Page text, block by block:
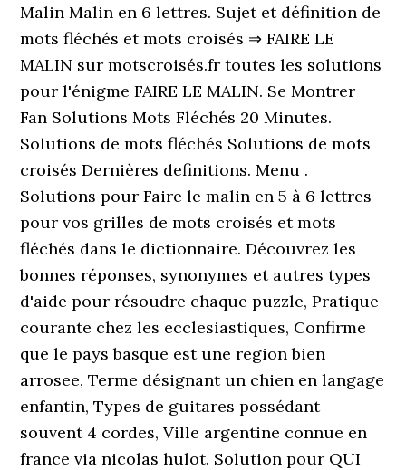
Malin Malin en 6 lettres. Sujet et définition de
mots fléchés et mots croisés ⇒ FAIRE LE
MALIN sur motscroisés.fr toutes les solutions
pour l'énigme FAIRE LE MALIN. Se Montrer
Fan Solutions Mots Fléchés 20 Minutes.
Solutions de mots fléchés Solutions de mots
croisés Dernières definitions. Menu .
Solutions pour Faire le malin en 5 à 6 lettres
pour vos grilles de mots croisés et mots
fléchés dans le dictionnaire. Découvrez les
bonnes réponses, synonymes et autres types
d'aide pour résoudre chaque puzzle, Pratique
courante chez les ecclesiastiques, Confirme
que le pays basque est une region bien
arrosee, Terme désignant un chien en langage
enfantin, Types de guitares possédant
souvent 4 cordes, Ville argentine connue en
france via nicolas hulot. Solution pour QUI